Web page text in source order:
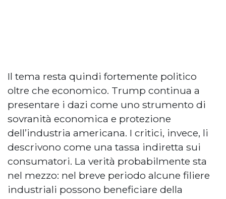
Il tema resta quindi fortemente politico
oltre che economico. Trump continua a
presentare i dazi come uno strumento di
sovranità economica e protezione
dell’industria americana. I critici, invece, li
descrivono come una tassa indiretta sui
consumatori. La verità probabilmente sta
nel mezzo: nel breve periodo alcune filiere
industriali possono beneficiare della